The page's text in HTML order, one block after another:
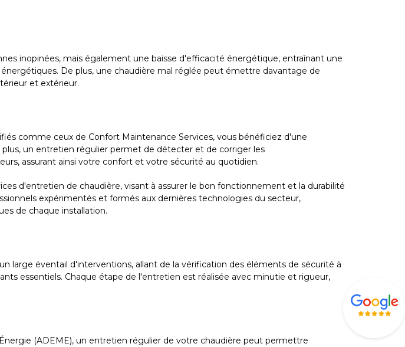
inopinées, mais également une baisse d'efficacité énergétique, entraînant une
De plus, une chaudière mal réglée peut émettre davantage de
et extérieur.
comme ceux de Confort Maintenance Services, vous bénéficiez d'une
un entretien régulier permet de détecter et de corriger les
assurant ainsi votre confort et votre sécurité au quotidien.
d'entretien de chaudière, visant à assurer le bon fonctionnement et la durabilité
expérimentés et formés aux dernières technologies du secteur,
de chaque installation.
large éventail d'interventions, allant de la vérification des éléments de sécurité à
essentiels. Chaque étape de l'entretien est réalisée avec minutie et rigueur,
(ADEME), un entretien régulier de votre chaudière peut permettre